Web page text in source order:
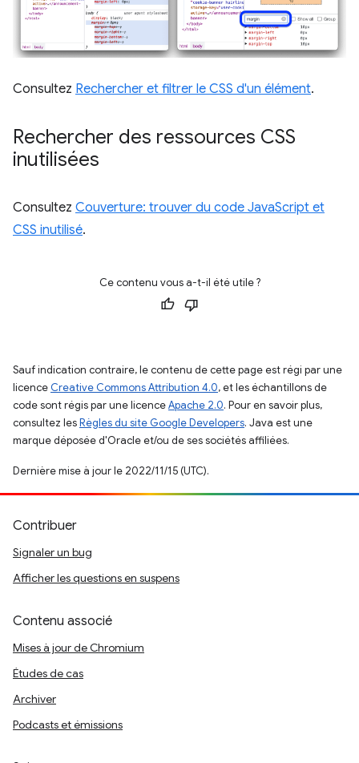
Consultez Rechercher et filtrer le CSS d'un élément.
Rechercher des ressources CSS
inutilisées
Consultez Couverture: trouver du code JavaScript et
CSS inutilisé.
Ce contenu vous a-t-il été utile ?
Sauf indication contraire, le contenu de cette page est régi par une
licence Creative Commons Attribution 4.0, et les échantillons de
code sont régis par une licenceApache 2.0. Pour en savoir plus,
consultez lesRègles du site Google Developers. Java est une
marque déposée d'Oracle et/ou de ses sociétés affiliées.
Dernière mise à jour le 2022/11/15 (UTC).
Contribuer
Signaler un bug
Afficher les questions en suspens
Contenu associé
Mises à jour de Chromium
Études de cas
Archiver
Podcasts et émissions